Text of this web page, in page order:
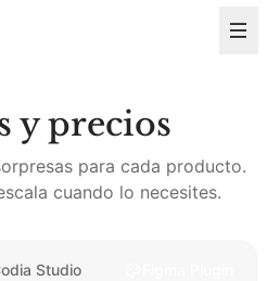
y precios
para cada producto.
cuando lo necesites.
Studio